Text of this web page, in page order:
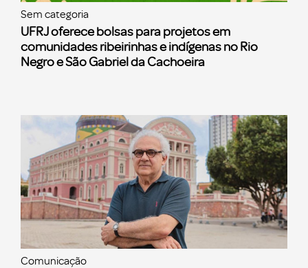
Sem categoria
UFRJ oferece bolsas para projetos em
comunidades ribeirinhas e indígenas no Rio
Negro e São Gabriel da Cachoeira
Comunicação